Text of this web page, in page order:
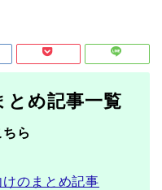
とめ記事一覧
ら
のまとめ記事